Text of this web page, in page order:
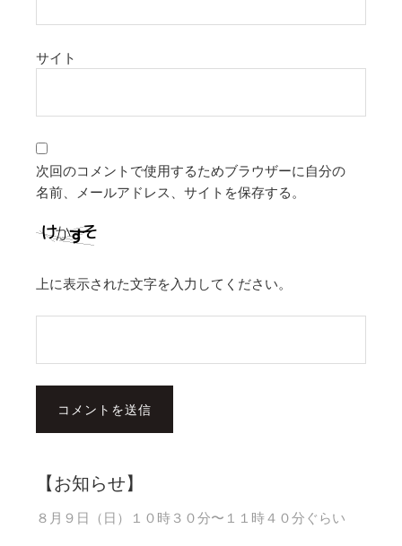
サイト
次回のコメントで使用するためブラウザーに自分の
名前、メールアドレス、サイトを保存する。
上に表示された文字を入力してください。
【お知らせ】
８月９日（日）１０時３０分〜１１時４０分ぐらい